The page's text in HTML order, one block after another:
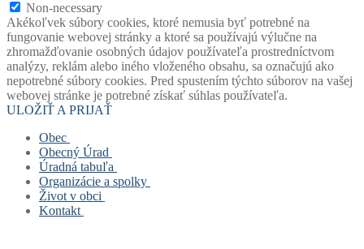
Non-necessary
Akékoľvek súbory cookies, ktoré nemusia byť potrebné na
fungovanie webovej stránky a ktoré sa používajú výlučne na
zhromažďovanie osobných údajov používateľa prostredníctvom
analýzy, reklám alebo iného vloženého obsahu, sa označujú ako
nepotrebné súbory cookies. Pred spustením týchto súborov na vašej
webovej stránke je potrebné získať súhlas používateľa.
ULOŽIŤ A PRIJAŤ
Obec
Stará verzia webu
História obce
Mapový portál obce
Štatút obce
Symboly obce
Obecný Úrad
Obecný úrad
Starosta obce
Zástupca starostu
Hlavný kontrolór
Úradná tabuľa
Úradná tabuľa
Povinne zverejňované dokumenty
Civilná ochrana
Organizácie a spolky
Základná a materská škola
Obecná knižnica
Život v obci
Život v obci
Kontakt